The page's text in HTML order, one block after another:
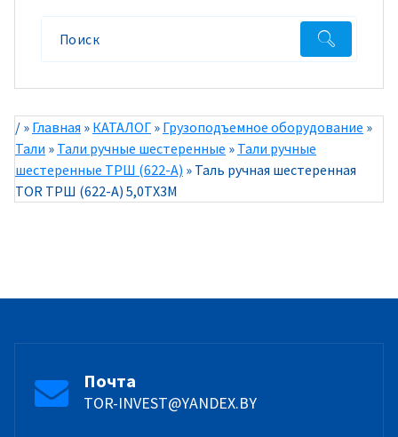
/ » Главная » КАТАЛОГ » Грузоподъемное оборудование »
Тали » Тали ручные шестеренные » Тали ручные
шестеренные ТРШ (622-A) » Таль ручная шестеренная
TOR ТРШ (622-A) 5,0ТХ3М
Почта
TOR-INVEST@YANDEX.BY